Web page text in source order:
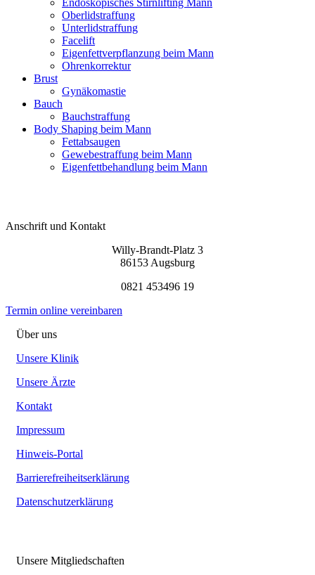
Endoskopisches Stirnlifting Mann
Oberlidstraffung
Unterlidstraffung
Facelift
Eigenfettverpflanzung beim Mann
Ohrenkorrektur
Brust
Gynäkomastie
Bauch
Bauchstraffung
Body Shaping beim Mann
Fettabsaugen
Gewebestraffung beim Mann
Eigenfettbehandlung beim Mann
Anschrift und Kontakt
Willy-Brandt-Platz 3
86153 Augsburg
0821 453496 19
Termin online vereinbaren
Über uns
Unsere Klinik
Unsere Ärzte
Kontakt
Impressum
Hinweis-Portal
Barrierefreiheitserklärung
Datenschutzerklärung
Unsere Mitgliedschaften